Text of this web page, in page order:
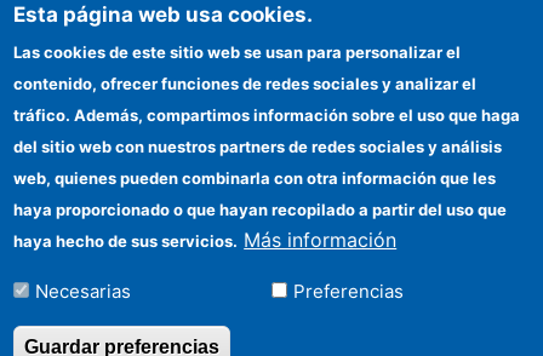
Identidad institucional
Ayudas FEDER
Organismos financiadores
Contacto
Cómo llegar
Esta página web usa cookies.
Las cookies de este sitio web se usan para personalizar el
contenido, ofrecer funciones de redes sociales y analizar el
tráfico. Además, compartimos información sobre el uso que haga
del sitio web con nuestros partners de redes sociales y análisis
web, quienes pueden combinarla con otra información que les
haya proporcionado o que hayan recopilado a partir del uso que
haya hecho de sus servicios. Más información
Necesarias Preferencias
Guardar preferencias